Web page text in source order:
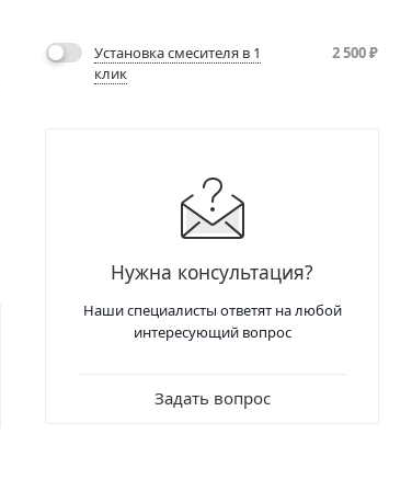
Установка смесителя в 1
клик
2 500₽
Нужна консультация?
Наши специалисты ответят на любой
интересующий вопрос
Задать вопрос